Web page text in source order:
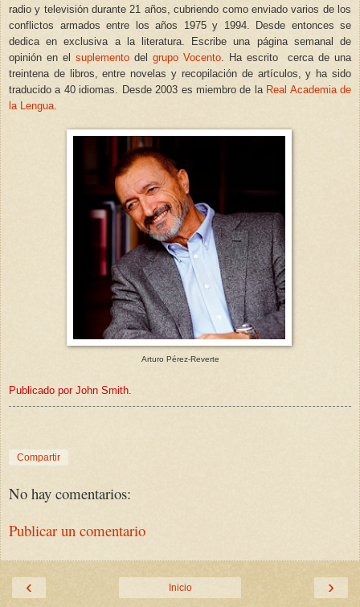
radio y televisión durante 21 años, cubriendo como enviado varios de los
conflictos armados entre los años 1975 y 1994. Desde entonces se
dedica en exclusiva a la literatura. Escribe una página semanal de
opinión en el suplemento del grupo Vocento . Ha escrito cerca de una
treintena de libros, entre novelas y recopilación de artículos, y ha sido
traducido a 40 idiomas. Desde 2003 es miembro de la Real Academia de
la Lengua
Arturo Pérez-Reverte
Publicado por John Smith.
Compartir
No hay comentarios:
Publicar un comentario
‹ ›
Inicio